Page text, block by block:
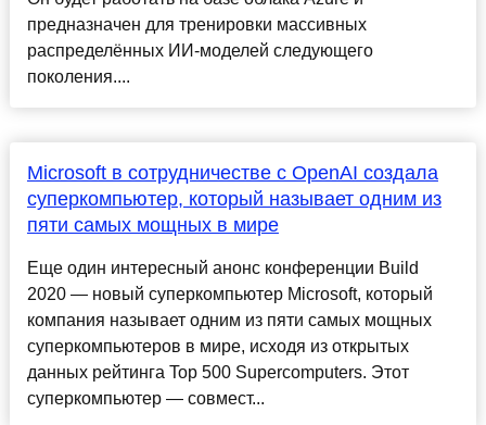
предназначен для тренировки массивных
распределённых ИИ-моделей следующего
поколения....
Microsoft в сотрудничестве с OpenAI создала
суперкомпьютер, который называет одним из
пяти самых мощных в мире
Еще один интересный анонс конференции Build
2020 — новый суперкомпьютер Microsoft, который
компания называет одним из пяти самых мощных
суперкомпьютеров в мире, исходя из открытых
данных рейтинга Top 500 Supercomputers. Этот
суперкомпьютер — совмест...